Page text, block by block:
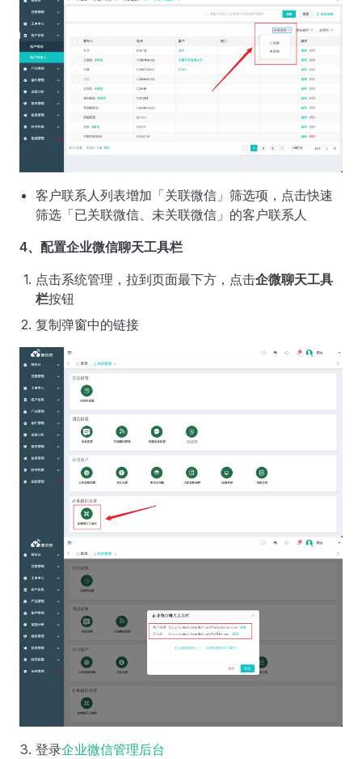
客户联系人列表增加「关联微信」筛选项，点击快速
筛选「已关联微信、未关联微信」的客户联系人
4、配置企业微信聊天工具栏
点击系统管理，拉到页面最下方，点击企微聊天工具
栏按钮
复制弹窗中的链接
登录企业微信管理后台